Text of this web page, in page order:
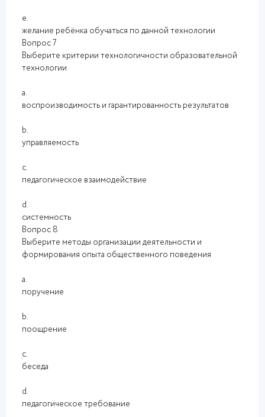
e.
желание ребёнка обучаться по данной технологии
Вопрос 7
Выберите критерии технологичности образовательной
технологии
a.
воспроизводимость и гарантированность результатов
b.
управляемость
c.
педагогическое взаимодействие
d.
системность
Вопрос 8
Выберите методы организации деятельности и
формирования опыта общественного поведения
a.
поручение
b.
поощрение
c.
беседа
d.
педагогическое требование